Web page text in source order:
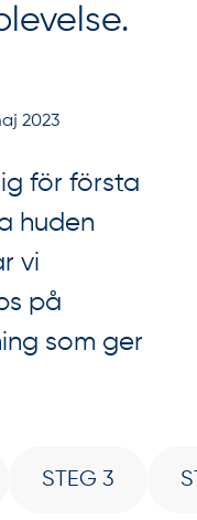
2023
för första
huden
vi
på
som ger
STEG 3